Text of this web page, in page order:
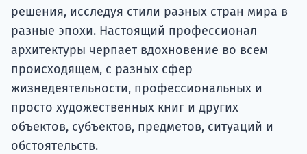
решения, исследуя стили разных стран мира в
разные эпохи. Настоящий профессионал
архитектуры черпает вдохновение во всем
происходящем, с разных сфер
жизнедеятельности, профессиональных и
просто художественных книг и других
объектов, субъектов, предметов, ситуаций и
обстоятельств.